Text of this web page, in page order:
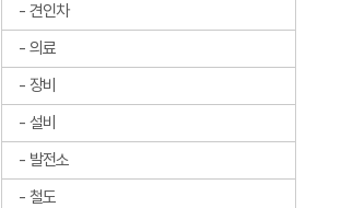
견인차
의료
장비
설비
발전소
철도